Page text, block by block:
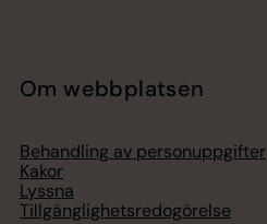
Om webbplatsen
Behandling av personuppgifter
Kakor
Lyssna
Tillgänglighetsredogörelse